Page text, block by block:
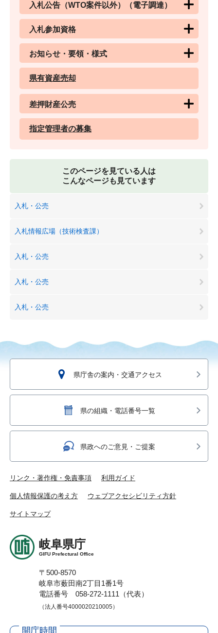
入札公告（WTO案件以外）（電子調達）
入札参加資格
お知らせ・要領・様式
県有資産売却
差押財産公売
指定管理者の募集
このページを見ている人は
こんなページも見ています
入札・公売
入札情報広場（技術検査課）
入札・公売
入札・公売
入札・公売
県庁舎の案内・交通アクセス
県の組織・電話番号一覧
県政へのご意見・ご提案
リンク・著作権・免責事項 利用ガイド
個人情報保護の考え方 ウェブアクセシビリティ方針
サイトマップ
岐阜県庁
GIFU Prefectural Office
〒500-8570
岐阜市薮田南2丁目1番1号
電話番号 058-272-1111（代表）
（法人番号4000020210005）
開庁時間